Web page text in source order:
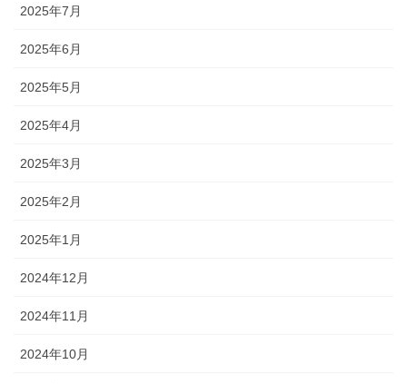
2025年7月
2025年6月
2025年5月
2025年4月
2025年3月
2025年2月
2025年1月
2024年12月
2024年11月
2024年10月